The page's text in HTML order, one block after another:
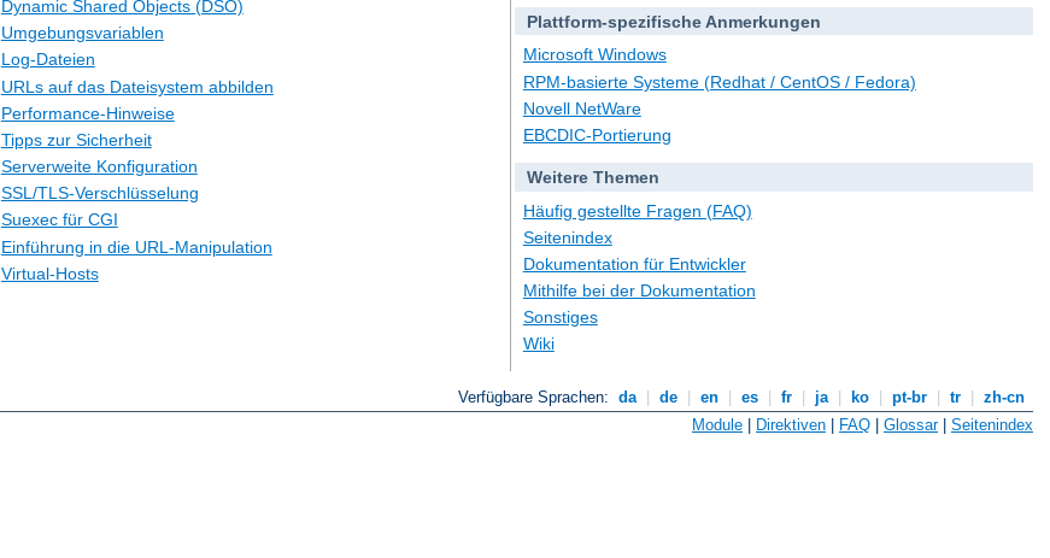
Dynamic Shared Objects (DSO)
Umgebungsvariablen
Log-Dateien
URLs auf das Dateisystem abbilden
Performance-Hinweise
Tipps zur Sicherheit
Serverweite Konfiguration
SSL/TLS-Verschlüsselung
Suexec für CGI
Einführung in die URL-Manipulation
Virtual-Hosts
Plattform-spezifische Anmerkungen
Microsoft Windows
RPM-basierte Systeme (Redhat / CentOS / Fedora)
Novell NetWare
EBCDIC-Portierung
Weitere Themen
Häufig gestellte Fragen (FAQ)
Seitenindex
Dokumentation für Entwickler
Mithilfe bei der Dokumentation
Sonstiges
Wiki
Verfügbare Sprachen: da de en es fr ja ko pt-br tr
zh-cn
Module | Direktiven | FAQ | Glossar| Seitenindex